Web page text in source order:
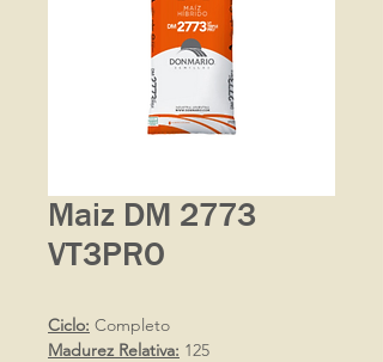
Maiz DM 2773
VT3PRO
Ciclo: Completo
Madurez Relativa: 125